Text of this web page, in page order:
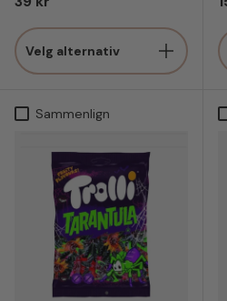
Velg alternativ
Sammenlign